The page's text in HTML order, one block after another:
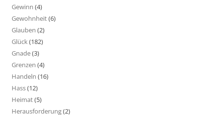
Gewinn (4)
Gewohnheit(6)
Glauben (2)
Glück(182)
Gnade(3)
Grenzen (4)
Handeln (16)
Hass(12)
Heimat(5)
Herausforderung(2)